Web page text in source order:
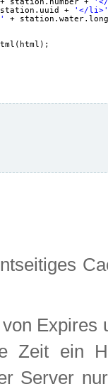
+
'</li>'
+
Zeit ein
Server